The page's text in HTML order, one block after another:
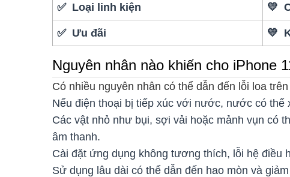
✅ Loại linh kiện 💛
✅ Ưu đãi 💛
Nguyên nhân nào khiến cho iPhone
Có nhiều nguyên nhân có thể dẫn đến lỗi loa
Nếu điện thoại bị tiếp xúc với nước, nước có thể
Các vật nhỏ như bụi, sợi vải hoặc mảnh vụn có
âm thanh.
Cài đặt ứng dụng không tương thích, lỗi hệ điều
Sử dụng lâu dài có thể dẫn đến hao mòn và